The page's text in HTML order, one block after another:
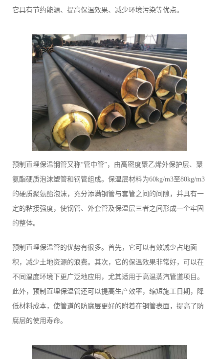
它具有节约能源、提高保温效果、减少环境污染等优点。
预制直埋保温钢管又称“管中管”，由高密度聚乙烯外保护层、聚
氨酯硬质泡沫塑管和钢管组成。保温层材料为60kg/m3至80kg/m3
的硬质聚氨酯泡沫，充分添满钢管与套管之间的间隙，并具有一
定的粘接强度，使钢管、外套管及保温层三者之间形成一个牢固
的整体。
预制直埋保温管的优势有很多。首先，它可以有效减少占地面
积，减少土地资源的浪费。其次，它的保温效果非常好，可以在
不同温度环境下更广泛地应用，尤其适用于高温蒸汽管道项目。
此外，预制直埋保温管还可以提高生产效率，缩短施工日期，降
低材料成本，使管道的防腐层更好的附着在钢管表面，提高了防
腐层的使用寿命。